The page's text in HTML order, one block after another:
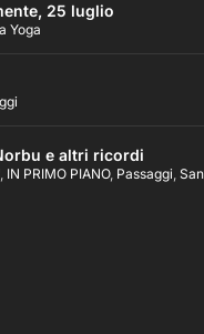
25 luglio
Yoga
e altri ricordi
, IN PRIMO PIANO, Passaggi,